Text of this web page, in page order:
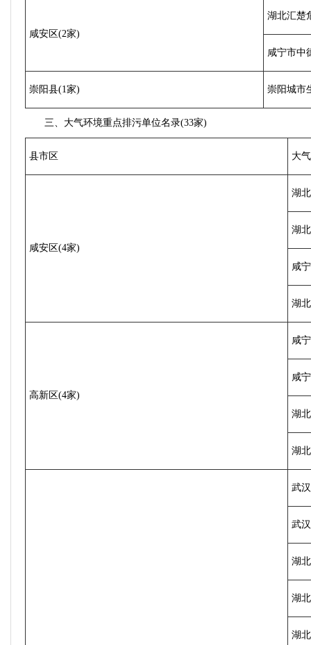
咸安区(2家)
湖北汇楚
咸宁市中
崇阳县(1家) 崇阳城市
三、大气环境重点排污单位名录(33家)
县市区 大
咸安区(4家)
湖
湖
咸
湖
高新区(4家)
咸
咸
湖
湖
武
武
湖
湖
湖